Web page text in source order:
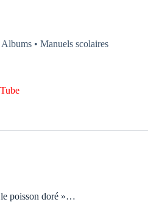
• Manuels scolaires
le poisson doré »…